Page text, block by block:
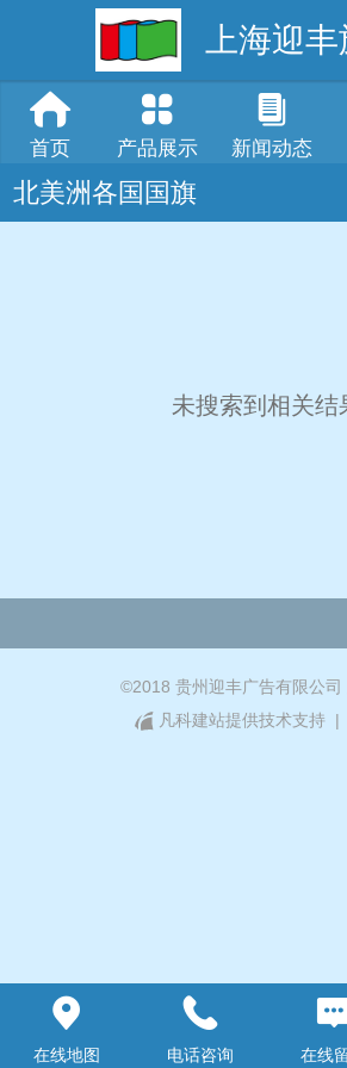
上海迎
首页 产品展示 新闻动态
北美洲各国国旗
未搜索到相关结
©2018 贵州迎丰广告有限公司
凡科建站提供技术支持
|
在线地图 电话咨询 在线